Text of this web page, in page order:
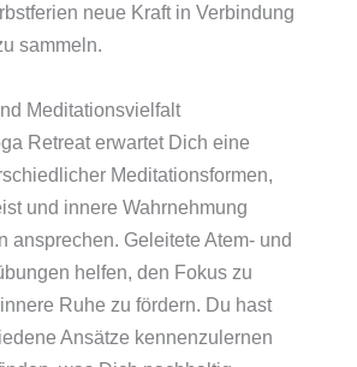
neue Kraft in Verbindung
sammeln.
Meditationsvielfalt
Retreat erwartet Dich eine
Meditationsformen,
und innere Wahrnehmung
ansprechen. Geleitete Atem- und
helfen, den Fokus zu
Ruhe zu fördern. Du hast
Ansätze kennenzulernen